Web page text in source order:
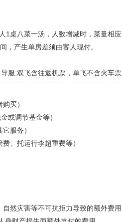
人 1桌八菜一汤，人数增减时，菜量相应
，产生单房差须由客人现付。
服 双飞含往返机票，单飞不含火车票
买）
或调节基金等）
服务）
、托运行李超重费等）
然灾害等不可抗拒力导致的额外费用